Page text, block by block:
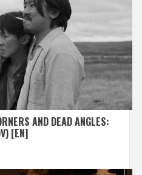
AND DEAD ANGLES:
[EN]